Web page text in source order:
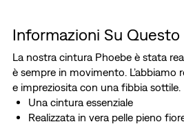
Informazioni Su Questo
La nostra cintura Phoebe è stata
è sempre in movimento. L’abbiamo
e impreziosita con una fibbia sottile.
Una cintura essenziale
Realizzata in vera pelle pieno